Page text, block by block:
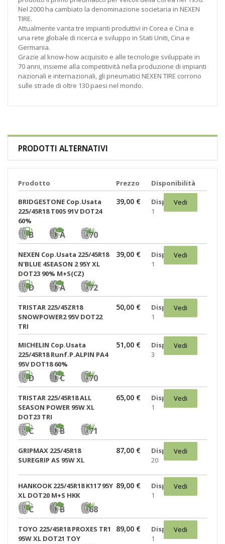
Nel 2000 ha cambiato la denominazione societaria in NEXEN
TIRE.
Attualmente vanta tre impianti produttivi in Corea e Cina e
una rete globale di ricerca e sviluppo in Stati Uniti, Cina e
Germania.
Grazie al know-how acquisito e alle tecnologie sviluppate in
70 anni, insieme alla competitività nella produzione di impianti
nazionali e internazionali, gli pneumatici NEXEN TIRE corrono
sulle strade di oltre 130 paesi nel mondo.
PRODOTTI ALTERNATIVI
Prodotto Prezzo Disponibilità
BRIDGESTONE Cop.Usata
225/45R18 T005 91V DOT24
60%
B A 70
39,00 €
Disponibili:
1
Vedi
NEXEN Cop.Usata 225/45R18
N'BLUE 4SEASON 2 95Y XL
DOT23 90% M+S(CZ)
D A 72
39,00 €
Disponibili:
1
Vedi
TRISTAR 225/45ZR18
SNOWPOWER2 95V DOT22
TRI
50,00 €
Disponibili:
1
Vedi
MICHELIN Cop.Usata
225/45R18 Runf.P.ALPIN PA4
95V DOT18 60%
D C 70
51,00 €
Disponibili:
3
Vedi
TRISTAR 225/45R18 ALL
SEASON POWER 95W XL
DOT23 TRI
C B 71
65,00 €
Disponibili:
1
Vedi
GRIPMAX 225/45R18
SUREGRIP AS 95W XL
87,00 €
Disponibili:
20
Vedi
HANKOOK 225/45R18 K117 95Y
XL DOT20 M+S HKK
C B 68
89,00 €
Disponibili:
1
Vedi
TOYO 225/45R18 PROXES TR1
95W XL DOT21 TOY
89,00 €
Disponibili:
1
Vedi